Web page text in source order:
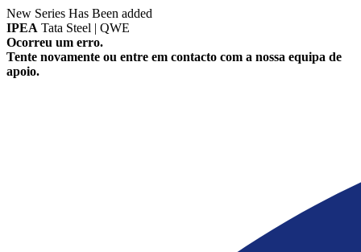
New Series Has Been added
IPEA Tata Steel | QWE
Ocorreu um erro.
Tente novamente ou entre em contacto com a nossa equipa de
apoio.